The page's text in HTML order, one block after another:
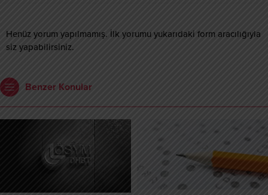
Henüz yorum yapılmamış. İlk yorumu yukarıdaki form aracılığıyla
siz yapabilirsiniz.
Benzer Konular